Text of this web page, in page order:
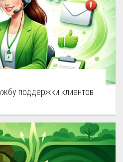
поддержки клиентов